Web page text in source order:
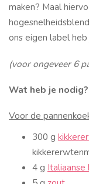
maken? Maal
ons eigen label
(voor ongeveer 6
Wat heb je nodig?
Voor de
300 g
4 g Italiaanse